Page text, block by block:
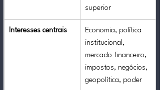
superior
Interesses centrais
Economia, política
institucional,
mercado financeiro,
impostos, negócios,
geopolítica, poder